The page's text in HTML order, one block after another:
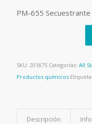
PM-655
SKU: 201875 Categorías: All
Productos químicos
Descripción